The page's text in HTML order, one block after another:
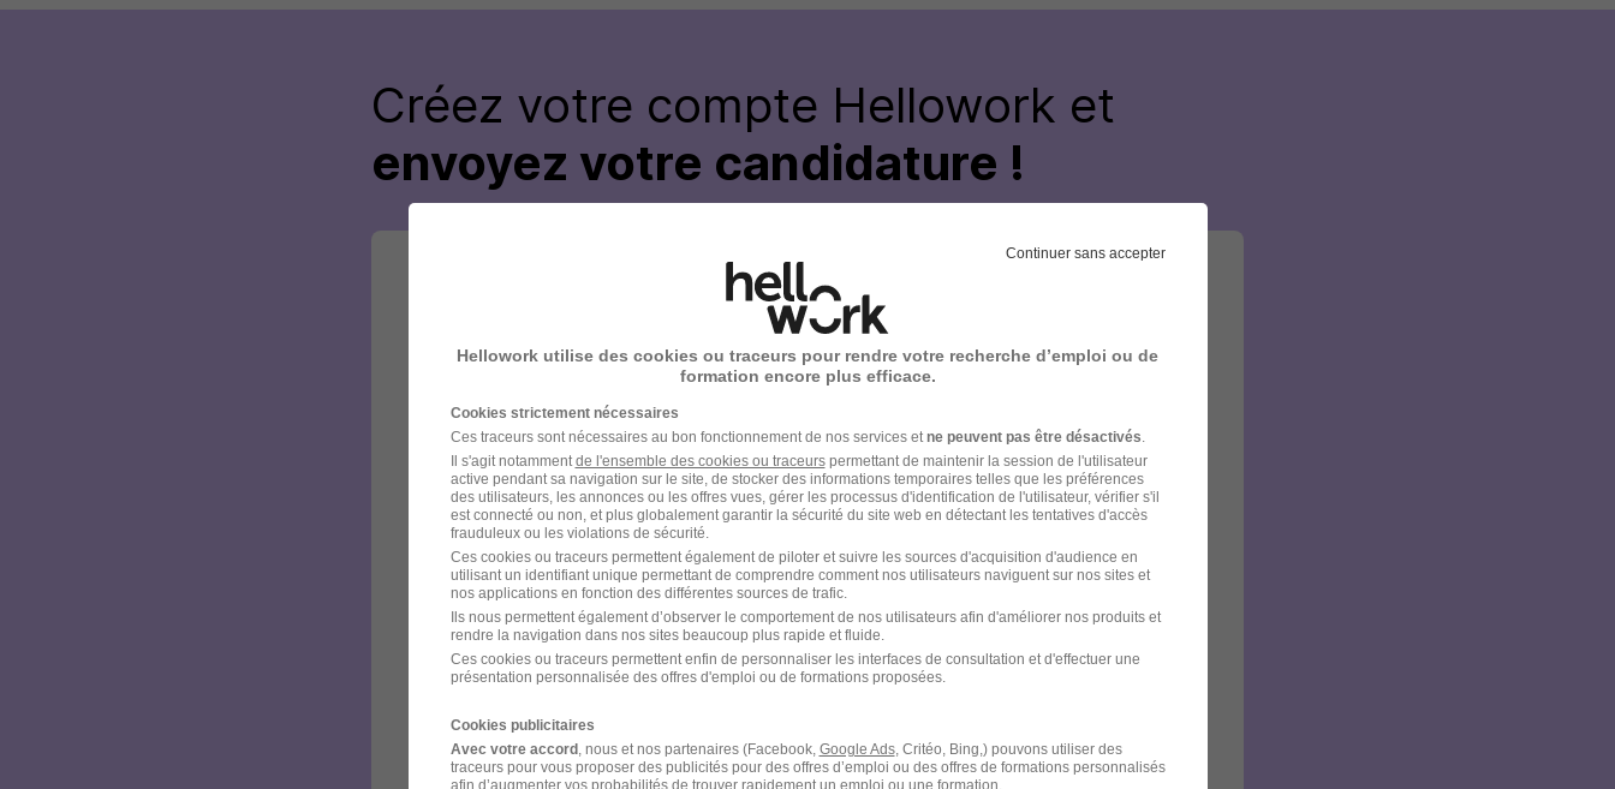
Créez votre compte Hellowork et
envoyez votre candidature !
Continuer sans accepter
Hellowork utilise des cookies ou traceurs pour rendre votre recherche d’emploi ou de
formation encore plus efficace.
Cookies strictement nécessaires
Ces traceurs sont nécessaires au bon fonctionnement de nos services etne peuvent pas être désactivés.
Il s'agit notammentde l'ensemble des cookies ou traceurspermettant de maintenir la session de l'utilisateur
active pendant sa navigation sur le site, de stocker des informations temporaires telles que les préférences
des utilisateurs, les annonces ou les offres vues, gérer les processus d'identification de l'utilisateur, vérifier s'il
est connecté ou non, et plus globalement garantir la sécurité du site web en détectant les tentatives d'accès
frauduleux ou les violations de sécurité.
Ces cookies ou traceurs permettent également de piloter et suivre les sources d'acquisition d'audience en
utilisant un identifiant unique permettant de comprendre comment nos utilisateurs naviguent sur nos sites et
nos applications en fonction des différentes sources de trafic.
Ils nous permettent également d’observer le comportement de nos utilisateurs afin d'améliorer nos produits et
rendre la navigation dans nos sites beaucoup plus rapide et fluide.
Ces cookies ou traceurs permettent enfin de personnaliser les interfaces de consultation et d'effectuer une
présentation personnalisée des offres d'emploi ou de formations proposées.
Cookies publicitaires
Avec votre accord , nous et nos partenaires (Facebook, Google Ads, Critéo, Bing,) pouvons utiliser des
traceurs pour vous proposer des publicités pour des offres d’emploi ou des offres de formations personnalisés
afin d’augmenter vos probabilités de trouver rapidement un emploi ou une formation.